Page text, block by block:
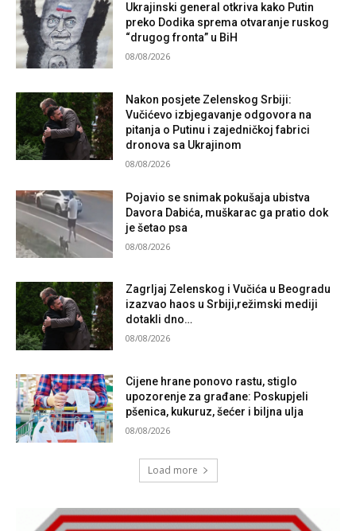
Ukrajinski general otkriva kako Putin
preko Dodika sprema otvaranje ruskog
“drugog fronta” u BiH
08/08/2026
Nakon posjete Zelenskog Srbiji:
Vučićevo izbjegavanje odgovora na
pitanja o Putinu i zajedničkoj fabrici
dronova sa Ukrajinom
08/08/2026
Pojavio se snimak pokušaja ubistva
Davora Dabića, muškarac ga pratio dok
je šetao psa
08/08/2026
Zagrljaj Zelenskog i Vučića u Beogradu
izazvao haos u Srbiji,režimski mediji
dotakli dno…
08/08/2026
Cijene hrane ponovo rastu, stiglo
upozorenje za građane: Poskupjeli
pšenica, kukuruz, šećer i biljna ulja
08/08/2026
Load more